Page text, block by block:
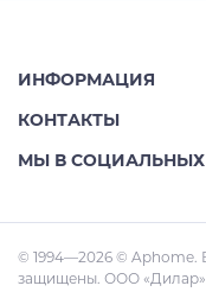
Аксессуары
Гостиные
Кабинеты
Малые Формы
ИНФОРМАЦИЯ
Акции
Доставка
Статьи
КОНТАКТЫ
Телефон: 8 (800)
Адрес: Ростов-на-
30л
МЫ В СОЦИАЛЬНЫХ
© 1994—2026 © Aphome.
защищены. ООО «Дилар»